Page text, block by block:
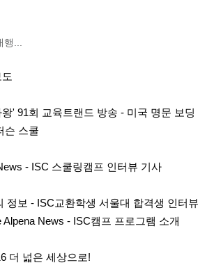
...
' 91회 교육트랜드 방송 - 미국 명문 보딩
슨 스쿨
- ISC 스쿨링캠프 인터뷰 기사
정보 - ISC교환학생 서울대 합격생 인터뷰
Alpena News - ISC캠프 프로그램 소개
더 넓은 세상으로!